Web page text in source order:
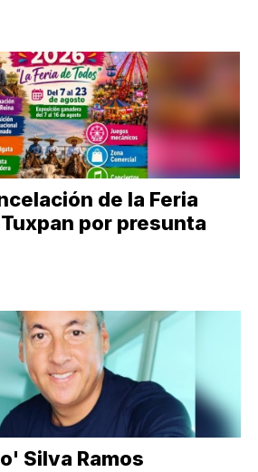
de la Feria
por presunta
Silva Ramos